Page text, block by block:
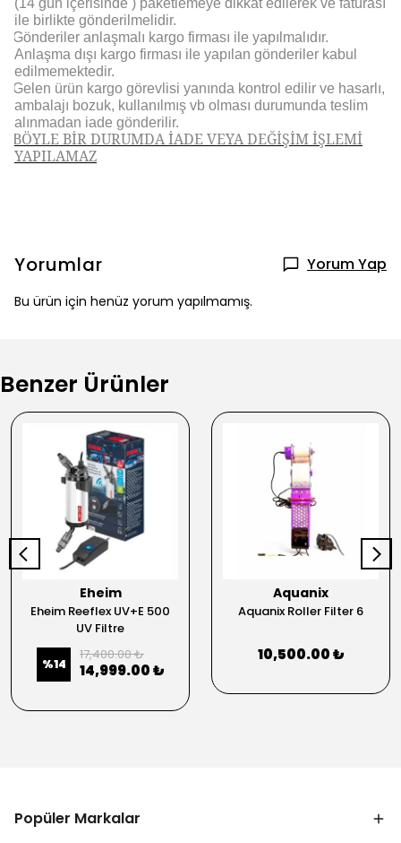
(14 gün içerisinde ) paketlemeye dikkat edilerek ve faturası
ile birlikte gönderilmelidir.
Gönderiler anlaşmalı kargo firması ile yapılmalıdır.
Anlaşma dışı kargo firması ile yapılan gönderiler kabul
edilmemektedir.
Gelen ürün kargo görevlisi yanında kontrol edilir ve hasarlı,
ambalajı bozuk, kullanılmış vb olması durumunda teslim
alınmadan iade gönderilir.
BÖYLE BİR DURUMDA İADE VEYA DEĞİŞİM İŞLEMİ
YAPILAMAZ
Yorumlar Yorum Yap
Bu ürün için henüz yorum yapılmamış.
Benzer Ürünler
Eheim
Eheim Reeflex UV+E 500
UV Filtre
%14
17,400.00 ₺
14,999.00 ₺
Aquanix
Aquanix Roller Filter 6
10,500.00 ₺
Popüler Markalar